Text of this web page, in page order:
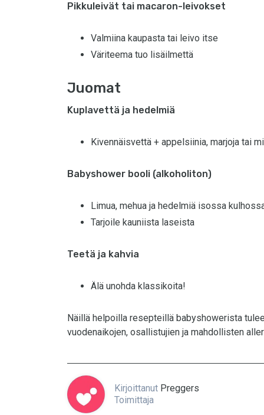
Pikkuleivät tai macaron-leivokset
Valmiina kaupasta tai leivo itse
Väriteema tuo lisäilmettä
Juomat
Kuplavettä ja hedelmiä
Kivennäisvettä + appelsiinia, marjoja tai
Babyshower booli (alkoholiton)
Limua, mehua ja hedelmiä isossa
Tarjoile kauniista laseista
Teetä ja kahvia
Älä unohda klassikoita!
Näillä helpoilla resepteillä babyshowerista
vuodenaikojen, osallistujien ja mahdollisten
Kirjoittanut Preggers
Toimittaja